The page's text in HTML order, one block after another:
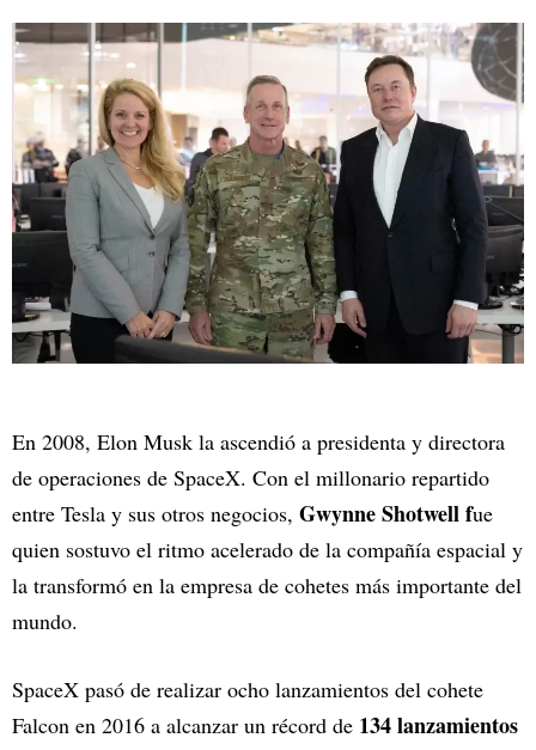
En 2008, Elon Musk la ascendió a presidenta y directora
de operaciones de SpaceX. Con el millonario repartido
entre Tesla y sus otros negocios, Gwynne Shotwell fue
quien sostuvo el ritmo acelerado de la compañía espacial y
la transformó en la empresa de cohetes más importante del
mundo.
SpaceX pasó de realizar ocho lanzamientos del cohete
Falcon en 2016 a alcanzar un récord de 134 lanzamientos